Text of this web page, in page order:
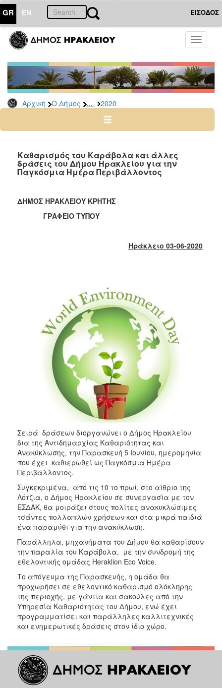
GR EN ΕΙΣΟΔΟΣ
Toggle
Αρχική Ο Δήμος ... 2020
ΔΗΜΟΣ
Δελτία
Τύπου
Αρχείο
2026
2024
2022
2021
2010
2006
ΠΟΛΙΤΙΣΜΟΣ
ΑΝΘΕΚΤΙΚΗ
ΠΟΛΗ
Καθαρισμός του Καράβολα και άλλες
δράσεις του Δήμου Ηρακλείου για την
Παγκόσμια Ημέρα Περιβάλλοντος
ΔΗΜΟΣ ΗΡΑΚΛΕΙΟΥ ΚΡΗΤΗΣ
ΓΡΑΦΕΙΟ ΤΥΠΟΥ
Ηράκλειο 03-06-2020
Σειρά δράσεων διοργανώνει ο Δήμος Ηρακλείου
δια της Αντιδημαρχίας Καθαριότητας και
Ανακύκλωσης, την Παρασκευή 5 Ιουνίου, ημερομηνία
που έχει καθιερωθεί ως Παγκόσμια Ημέρα
Περιβάλλοντος.
Συγκεκριμένα, από τις 10 το πρωί, στο αίθριο της
Λότζια, ο Δήμος Ηρακλείου σε συνεργασία με τον
ΕΣΔΑΚ, θα μοιράζει στους πολίτες ανακυκλώσιμες
τσάντες πολλαπλών χρήσεων και στα μικρά παιδιά
ένα παραμύθι για την ανακύκλωση.
Παράλληλα, μηχανήματα του Δήμου θα καθαρίσουν
την παραλία του Καράβολα, με την συνδρομή της
εθελοντικής ομάδας Heraklion Eco Voice.
Το απόγευμα της Παρασκευής, η ομάδα θα
προχωρήσει σε εθελοντικό καθαρισμό ολόκληρης
της περιοχής, με γάντια και σακούλες από την
Υπηρεσία Καθαριότητας του Δήμου, ενώ έχει
προγραμματίσει και παράλληλες καλλιτεχνικές
και ενημερωτικές δράσεις στον ίδιο χώρο.